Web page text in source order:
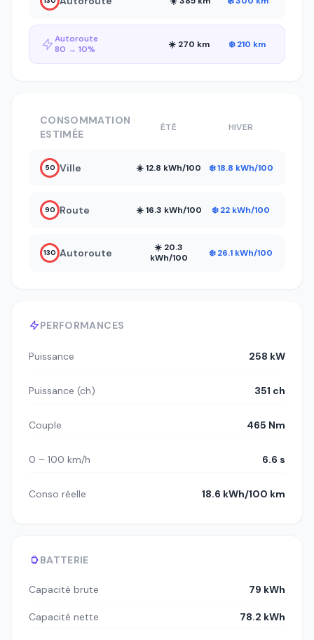
Autoroute
80 → 10%
☀️ 270 km ❄️ 210 km
PERFORMANCES
Puissance 258 kW
Puissance (ch) 351 ch
Couple 465 Nm
0 – 100 km/h 6.6 s
Conso réelle 18.6 kWh/100 km
BATTERIE
Capacité brute 79 kWh
Capacité nette 78.2 kWh
CONSOMMATION
ESTIMÉE
ÉTÉ HIVER
50 Ville ☀️ 12.8 kWh/100 ❄️ 18.8 kWh/100
90 Route ☀️ 16.3 kWh/100 ❄️ 22 kWh/100
130 Autoroute
☀️ 20.3
kWh/100
❄️ 26.1 kWh/100